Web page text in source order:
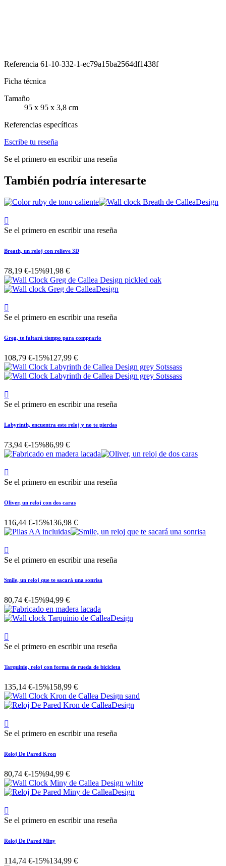
Referencia 61-10-332-1-ec79a15ba2564df1438f
Ficha técnica
Tamaño
95 x 95 x 3,8 cm
Referencias específicas
Escribe tu reseña
Se el primero en escribir una reseña
También podría interesarte

Se el primero en escribir una reseña
Breath, un reloj con relieve 3D
78,19 €-15%91,98 €

Se el primero en escribir una reseña
Greg, te faltará tiempo para comprarlo
108,79 €-15%127,99 €

Se el primero en escribir una reseña
Labyrinth, encuentra este reloj y no te pierdas
73,94 €-15%86,99 €

Se el primero en escribir una reseña
Oliver, un reloj con dos caras
116,44 €-15%136,98 €

Se el primero en escribir una reseña
Smile, un reloj que te sacará una sonrisa
80,74 €-15%94,99 €

Se el primero en escribir una reseña
Tarquinio, reloj con forma de rueda de bicicleta
135,14 €-15%158,99 €

Se el primero en escribir una reseña
Reloj De Pared Kron
80,74 €-15%94,99 €

Se el primero en escribir una reseña
Reloj De Pared Miny
114,74 €-15%134,99 €